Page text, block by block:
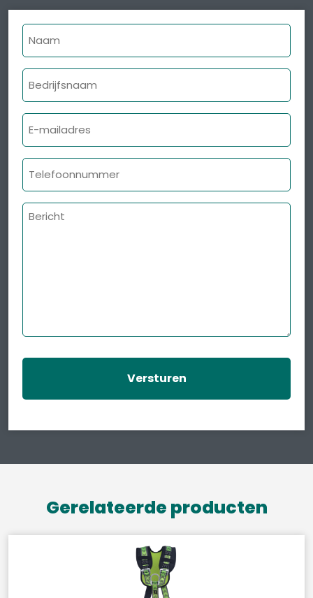
Naam
Bedrijfsnaam
E-
mailadres
Telefoonnummer
Bericht
Gerelateerde producten